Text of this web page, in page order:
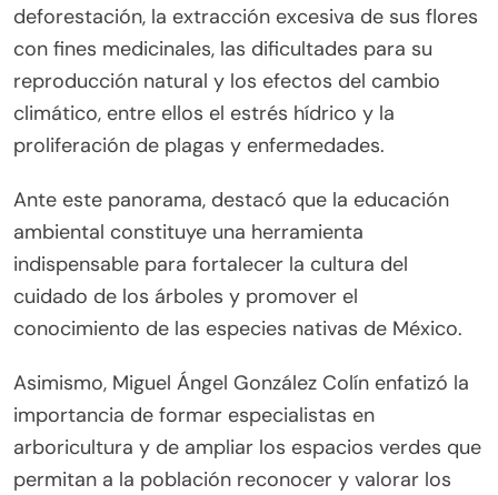
deforestación, la extracción excesiva de sus flores
con fines medicinales, las dificultades para su
reproducción natural y los efectos del cambio
climático, entre ellos el estrés hídrico y la
proliferación de plagas y enfermedades.
Ante este panorama, destacó que la educación
ambiental constituye una herramienta
indispensable para fortalecer la cultura del
cuidado de los árboles y promover el
conocimiento de las especies nativas de México.
Asimismo, Miguel Ángel González Colín enfatizó la
importancia de formar especialistas en
arboricultura y de ampliar los espacios verdes que
permitan a la población reconocer y valorar los